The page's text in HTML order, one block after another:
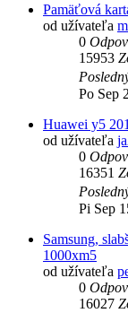
Pamäťová
od užívateľa
0
15953
Po Sep
Huawei y5
od užívateľa
0
16351
Pi Sep
Samsung,
1000xm5
od užívateľa
0
16027